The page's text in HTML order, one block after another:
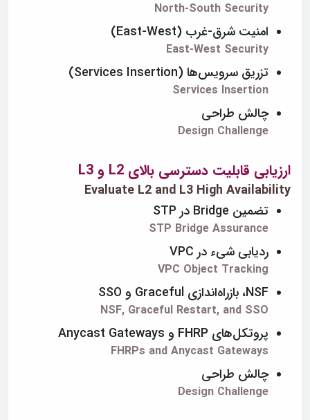
North-South Security
امنیت شرق-غرب (East-West)
East-West Security
تزریق سرویس‌ها (Services Insertion)
Services Insertion
چالش طراحی
Design Challenge
ارزیابی قابلیت دسترسی بالای L2 و L3
Evaluate L2 and L3 High Availability
تضمین Bridge در STP
STP Bridge Assurance
ردیابی شیء در VPC
VPC Object Tracking
NSF، بازراه‌اندازی Graceful و SSO
NSF, Graceful Restart, and SSO
پروتکل‌های FHRP و Anycast Gateways
FHRPs and Anycast Gateways
چالش طراحی
Design Challenge